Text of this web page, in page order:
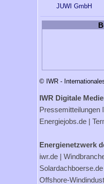
JUWI GmbH
© IWR -
IWR Digitale
Pressemitteilungen
Energiejobs.de |
Energienetzwerk
iwr.de |
Solardachboerse.de
Offshore-